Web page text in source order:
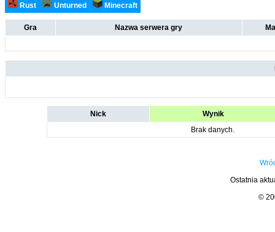
Rust
Unturned Minecraft
Gra Nazwa serwera gry
Nick
Wynik
Brak danych.
Ostatnia
©